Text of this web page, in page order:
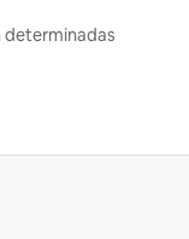
determinadas